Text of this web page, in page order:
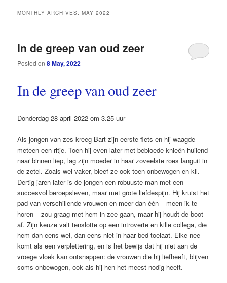
MONTHLY ARCHIVES:MAY 2022
In de greep van oud zeer
Posted on8 May, 2022
In de greep van oud zeer
Donderdag 28 april 2022 om 3.25 uur
Als jongen van zes kreeg Bart zijn eerste fiets en hij waagde
meteen een ritje. Toen hij even later met bebloede knieën huilend
naar binnen liep, lag zijn moeder in haar zoveelste roes languit in
de zetel. Zoals wel vaker, bleef ze ook toen onbewogen en kil.
Dertig jaren later is de jongen een ­robuuste man met een
succesvol ­beroepsleven, maar met grote liefdespijn. Hij kruist het
pad van verschillende vrouwen en meer dan één – meen ik te
horen – zou graag met hem in zee gaan, maar hij houdt de boot
af. Zijn keuze valt tenslotte op een introverte en kille collega, die
hem dan eens wel, dan eens niet in haar bed toelaat. Elke nee
komt als een verplettering, en is het bewijs dat hij niet aan de
vroege vloek kan ontsnappen: de vrouwen die hij liefheeft, blijven
soms onbewogen, ook als hij hen het meest nodig heeft.